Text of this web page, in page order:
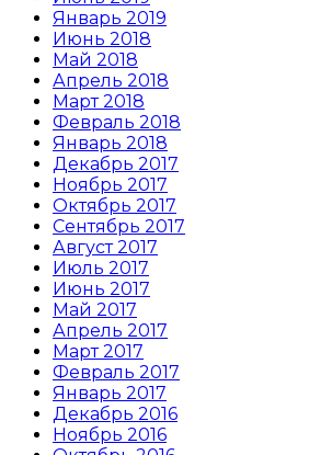
Январь 2019
Июнь 2018
Май 2018
Апрель 2018
Март 2018
Февраль 2018
Январь 2018
Декабрь 2017
Ноябрь 2017
Октябрь 2017
Сентябрь 2017
Август 2017
Июль 2017
Июнь 2017
Май 2017
Апрель 2017
Март 2017
Февраль 2017
Январь 2017
Декабрь 2016
Ноябрь 2016